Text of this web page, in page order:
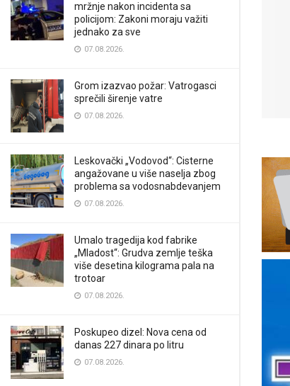
mržnje nakon incidenta sa
policijom: Zakoni moraju važiti
jednako za sve
07.08.2026.
Grom izazvao požar: Vatrogasci
sprečili širenje vatre
07.08.2026.
Leskovački „Vodovod“: Cisterne
angažovane u više naselja zbog
problema sa vodosnabdevanjem
07.08.2026.
Umalo tragedija kod fabrike
„Mladost“: Grudva zemlje teška
više desetina kilograma pala na
trotoar
07.08.2026.
Poskupeo dizel: Nova cena od
danas 227 dinara po litru
07.08.2026.